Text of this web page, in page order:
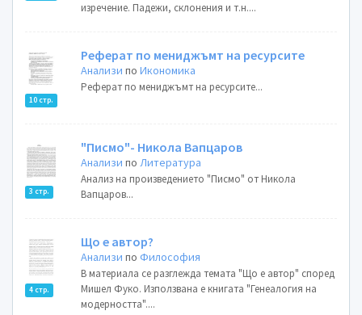
изречение. Падежи, склонения и т.н....
10 стр.
Реферат по мениджъмт на ресурсите
Анализи поИкономика
Реферат по мениджъмт на ресурсите...
3 стр.
"Писмо"- Никола Вапцаров
Анализи поЛитература
Анализ на произведението "Писмо" от Никола
Вапцаров...
4 стр.
Що е автор?
Анализи поФилософия
В материала се разглежда темата "Що е автор" според
Мишел Фуко. Използвана е книгата "Генеалогия на
модерността"....